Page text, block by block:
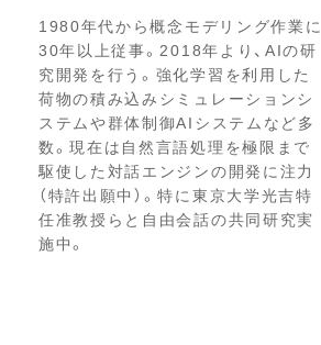
1980年代から概念モデリング作業に
30年以上従事。2018年より、AIの研
究開発を行う。強化学習を利用した
荷物の積み込みシミュレーションシ
ステムや群体制御AIシステムなど多
数。現在は自然言語処理を極限まで
駆使した対話エンジンの開発に注力
（特許出願中）。特に東京大学光吉特
任准教授らと自由会話の共同研究実
施中。